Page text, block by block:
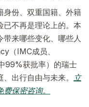
份、双重国籍、外籍
不再是理论上的。本
来哪些变化、哪些人
（IMC成员、
99%获批率）的瑞士
出行自由与未来。
立
保密咨询。